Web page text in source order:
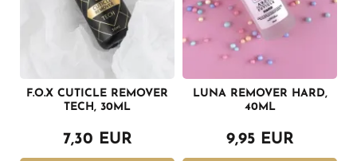
F.O.X CUTICLE REMOVER
TECH, 30ML
7,30 EUR
LUNA REMOVER HARD,
40ML
9,95 EUR